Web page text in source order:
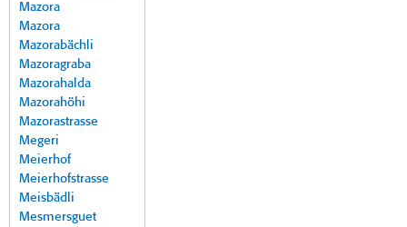
Mazora
Mazora
Mazorabächli
Mazoragraba
Mazorahalda
Mazorahöhi
Mazorastrasse
Megeri
Meierhof
Meierhofstrasse
Meisbädli
Mesmersguet